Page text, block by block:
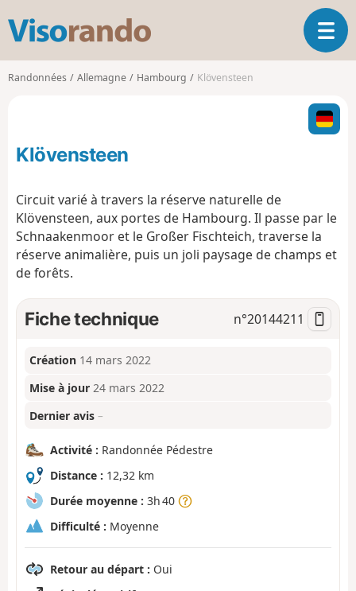
s
o
O
u
i
r
l
i
a
o
Randonnées Allemagne Hambourg Klövensteen
Klövensteen
Circuit varié à travers la réserve naturelle de
Klövensteen, aux portes de Hambourg. Il passe par le
Schnaakenmoor et le Großer Fischteich, traverse la
réserve animalière, puis un joli paysage de champs et
de forêts.
Fiche technique n°20144211
Création 14 mars 2022
Mise à jour 24 mars 2022
Dernier avis –
Activité : Randonnée Pédestre
Distance : 12,32 km
Durée moyenne : 3h 40
Difficulté : Moyenne
Retour au départ : Oui